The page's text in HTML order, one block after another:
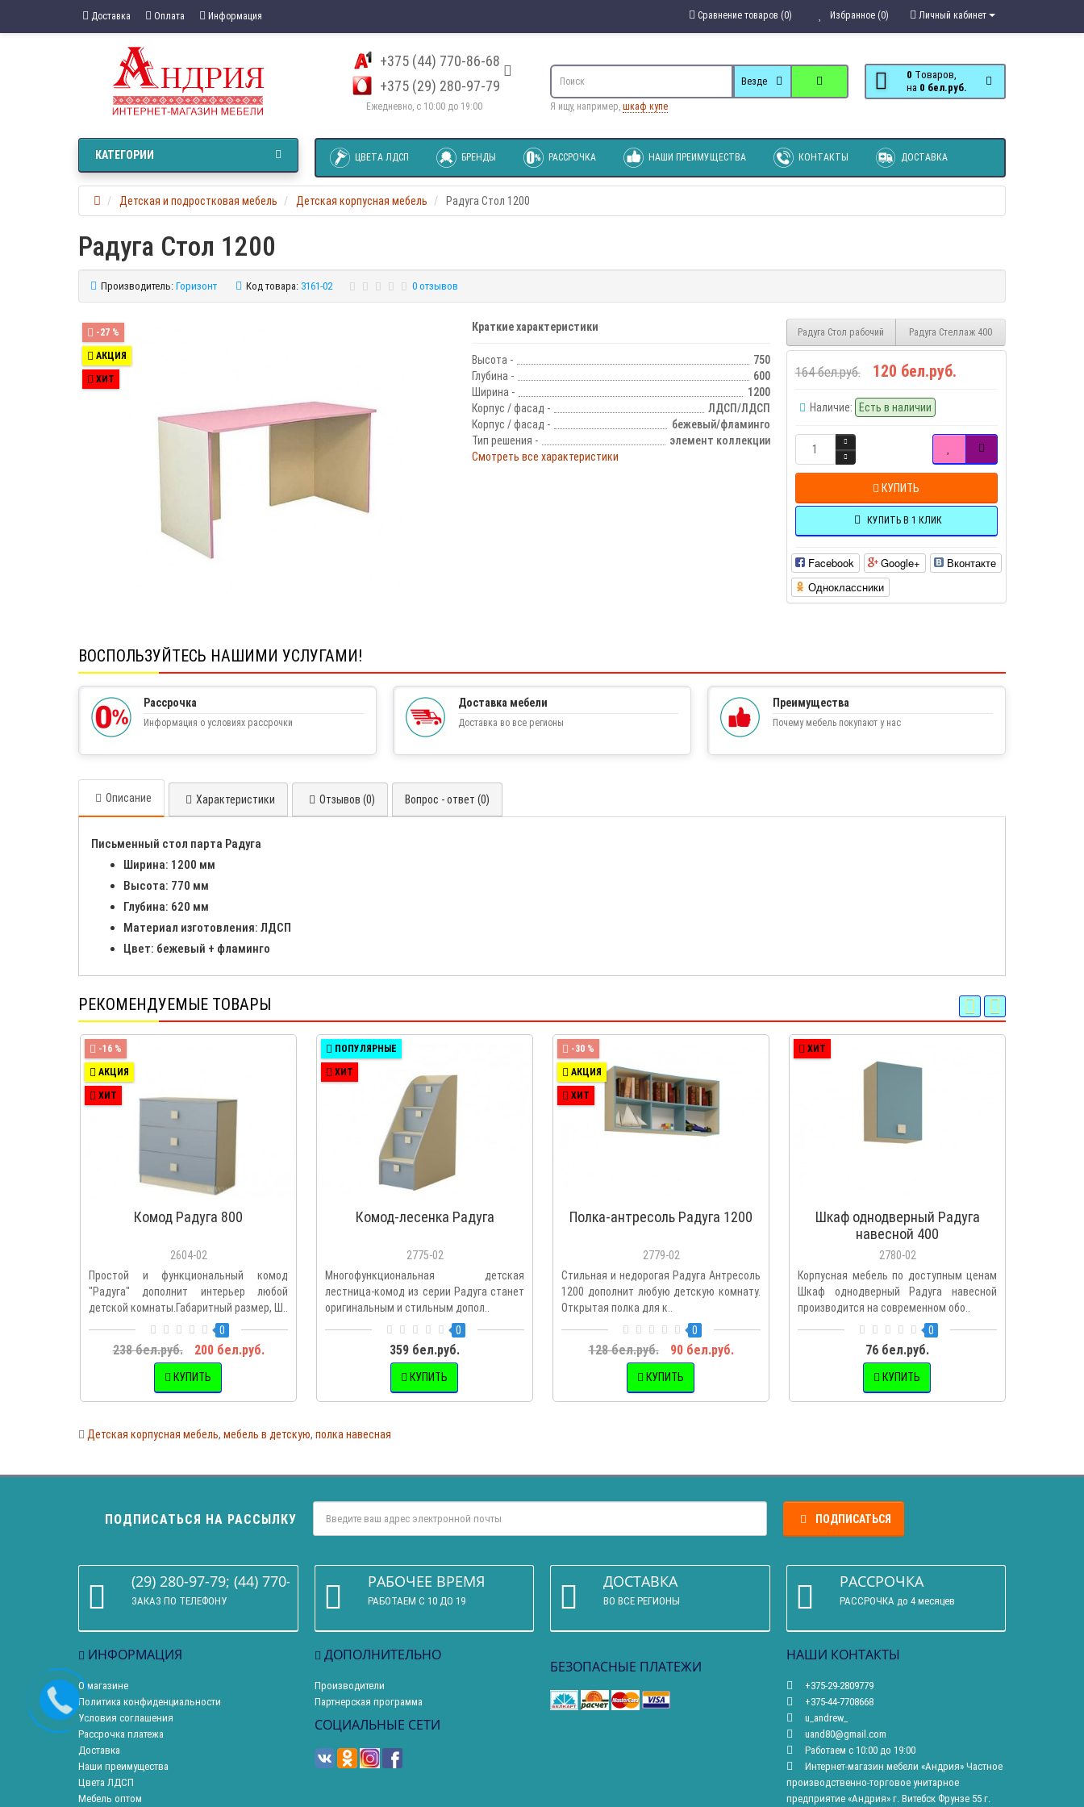
Доставка Оплата Информация Личный кабинет
Избранное (0)
Сравнение товаров (0)
+375 (44) 770-86-68
+375 (29) 280-97-79
Ежедневно, с 10:00 до 19:00
0 Tоваров,
на
0 бел.руб.
Везде
Я ищу, например, шкаф купе
ЦВЕТА ЛДСП БРЕНДЫ РАССРОЧКА НАШИ ПРЕИМУЩЕСТВА КОНТАКТЫ ДОСТАВКА
КАТЕГОРИИ
Детская и подростковая мебель Детская корпусная мебель Радуга Стол 1200
Радуга Стол 1200
Производитель: Горизонт Код товара: 3161-02 0 отзывов
-27 %
АКЦИЯ
ХИТ
Краткие характеристики
Высота -
750
Глубина -
600
Ширина -
1200
Корпус / фасад -
ЛДСП/ЛДСП
Корпус / фасад -
бежевый/фламинго
Тип решения -
элемент коллекции
Смотреть все характеристики
Радуга Стол рабочий Радуга Стеллаж 400
164 бел.руб. 120 бел.руб.
Наличие: Есть в наличии
КУПИТЬ
КУПИТЬ В 1 КЛИК
Facebook Google+
Вконтакте
Одноклассники
ВОСПОЛЬЗУЙТЕСЬ НАШИМИ УСЛУГАМИ!
Рассрочка
Информация о условиях рассрочки
Доставка мебели
Доставка во все регионы
Преимущества
Почему мебель покупают у нас
Описание Характеристики Отзывов (0) Вопрос - ответ (0)
Письменный стол парта Радуга
Ширина: 1200 мм
Высота: 770 мм
Глубина: 620 мм
Материал изготовления: ЛДСП
Цвет: бежевый + фламинго
РЕКОМЕНДУЕМЫЕ ТОВАРЫ
-16 %
АКЦИЯ
ХИТ
Комод Радуга 800
2604-02
Простой и функциональный комод
"Радуга" дополнит интерьер любой
детской комнаты.Габаритный размер, Ш..
0
238 бел.руб. 200 бел.руб.
КУПИТЬ
ПОПУЛЯРНЫЕ
ХИТ
Комод-лесенка Радуга
2775-02
Многофункциональная детская
лестница-комод из серии Радуга станет
оригинальным и стильным допол..
0
359 бел.руб.
КУПИТЬ
-30 %
АКЦИЯ
ХИТ
Полка-антресоль Радуга 1200
2779-02
Стильная и недорогая Радуга Антресоль
1200 дополнит любую детскую комнату.
Открытая полка для к..
0
128 бел.руб. 90 бел.руб.
КУПИТЬ
ХИТ
Шкаф однодверный Радуга
навесной 400
2780-02
Корпусная мебель по доступным ценам
Шкаф однодверный Радуга навесной
производится на современном обо..
0
76 бел.руб.
КУПИТЬ
Детская корпусная мебель, мебель в детскую, полка навесная
ПОДПИСАТЬСЯ НА РАССЫЛКУ ПОДПИСАТЬСЯ
(29) 280-97-79; (44) 770-86-68
ЗАКАЗ ПО ТЕЛЕФОНУ
РАБОЧЕЕ ВРЕМЯ
РАБОТАЕМ С 10 ДО 19
ДОСТАВКА
ВО ВСЕ РЕГИОНЫ
РАССРОЧКА
РАССРОЧКА до 4 месяцев
ИНФОРМАЦИЯ
О магазине
Политика конфиденциальности
Условия соглашения
Рассрочка платежа
Доставка
Наши преимущества
Цвета ЛДСП
Мебель оптом
ДОПОЛНИТЕЛЬНО
Производители
Партнерская программа
СОЦИАЛЬНЫЕ СЕТИ
БЕЗОПАСНЫЕ ПЛАТЕЖИ
НАШИ КОНТАКТЫ
+375-29-2809779
+375-44-7708668
u_andrew_
uand80@gmail.com
Работаем с 10:00 до 19:00
Интернет-магазин мебели «Андрия» Частное
производственно-торговое унитарное
предприятие «Андрия» г. Витебск Фрунзе 55 г.